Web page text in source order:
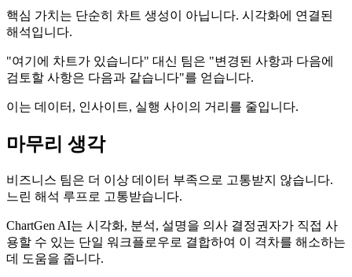
핵심 가치는 단순히 차트 생성이 아닙니다. 시각화에 연결된
해석입니다.
"여기에 차트가 있습니다" 대신 팀은 "변경된 사항과 다음에
검토할 사항은 다음과 같습니다"를 얻습니다.
이는 데이터, 인사이트, 실행 사이의 거리를 줄입니다.
마무리 생각
비즈니스 팀은 더 이상 데이터 부족으로 고통받지 않습니다.
느린 해석 루프로 고통받습니다.
ChartGen AI는 시각화, 분석, 설명을 의사 결정권자가 직접 사
용할 수 있는 단일 워크플로우로 결합하여 이 격차를 해소하는
데 도움을 줍니다.